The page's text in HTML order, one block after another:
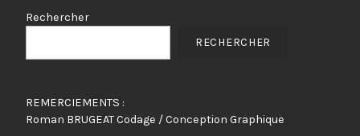
Rechercher
RECHERCHER
REMERCIEMENTS :
Roman BRUGEAT Codage / Conception Graphique